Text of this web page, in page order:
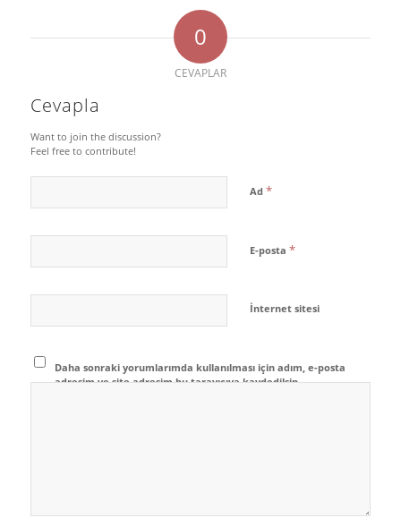
0
CEVAPLAR
Cevapla
Want to join the discussion?
Feel free to contribute!
Ad *
E-posta *
İnternet sitesi
Daha sonraki yorumlarımda kullanılması için adım, e-posta
adresim ve site adresim bu tarayıcıya kaydedilsin.